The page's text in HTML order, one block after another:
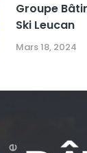
Mars 18, 2024
Groupe
Ski Leucan